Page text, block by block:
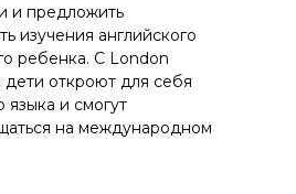
и предложить
изучения английского
ребенка. С London
откроют для себя
языка и смогут
на международном